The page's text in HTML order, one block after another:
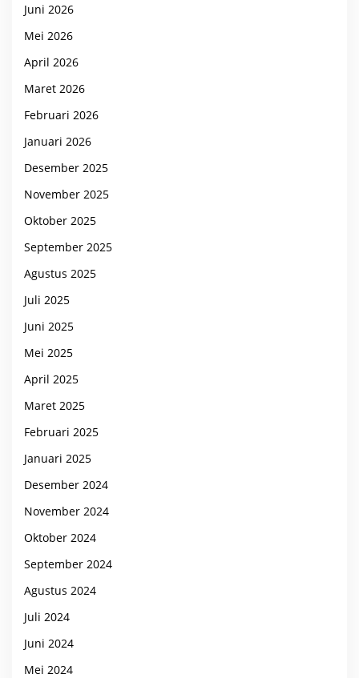
Juni 2026
Mei 2026
April 2026
Maret 2026
Februari 2026
Januari 2026
Desember 2025
November 2025
Oktober 2025
September 2025
Agustus 2025
Juli 2025
Juni 2025
Mei 2025
April 2025
Maret 2025
Februari 2025
Januari 2025
Desember 2024
November 2024
Oktober 2024
September 2024
Agustus 2024
Juli 2024
Juni 2024
Mei 2024